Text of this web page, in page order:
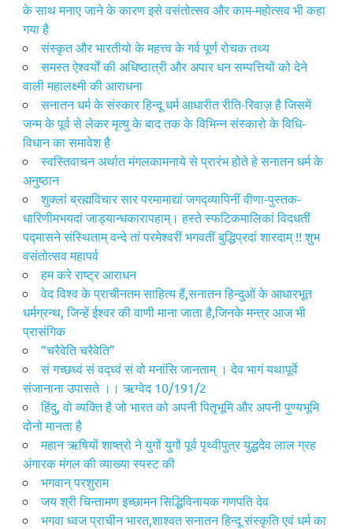
के साथ मनाए जाने के कारण इसे वसंतोत्सव और काम-महोत्सव भी कहा
गया है
संस्कृत और भारतीयो के महत्त्व के गर्व पूर्ण रोचक तथ्य
समस्त ऐश्वर्यों की अधिष्ठात्री और अपार धन सम्पत्तियों को देने
वाली महालक्ष्मी की आराधना
सनातन धर्म के संस्कार हिन्दू धर्म आधारीत रीति-रिवाज़ है जिसमें
जन्म के पूर्व से लेकर मृत्यु के बाद तक के विभिन्न संस्कारो के विधि-
विधान का समावेश है
स्वस्तिवाचन अर्थात मंगलकामनाये से प्रारंभ होते हे सनातन धर्म के
अनुष्ठान
शुक्लां ब्रह्मविचार सार परमामाद्यां जगद्व्यापिनीं वीणा-पुस्तक-
धारिणीमभयदां जाड्यान्धकारापहाम्‌। हस्ते स्फटिकमालिकां विदधतीं
पद्मासने संस्थिताम्‌ वन्दे तां परमेश्वरीं भगवतीं बुद्धिप्रदां शारदाम्‌ !! शुभ
वसंतोत्सव महापर्व
हम करे राष्ट्र आराधन
वेद विश्व के प्राचीनतम साहित्य हैं,सनातन हिन्दुओं के आधारभूत
धर्मग्रन्थ, जिन्हें ईश्वर की वाणी माना जाता है,जिनके मन्त्र आज भी
प्रासंगिक
“चरैवेति चरैवेति”
सं गच्छध्वं सं वद्ध्वं सं वो मनांसि जानताम् । देव भागं यथापूर्वे
संजानाना उपासते ।। ऋग्वेद 10/191/2
हिंदु, वो व्यक्ति है जो भारत को अपनी पितृभूमि और अपनी पुण्यभूमि
दोनो मानता है
महान ऋषियों शाष्त्रो ने युगों युगों पूर्व पृथ्वीपुत्र युद्धदेव लाल ग्रह
अंगारक मंगल की व्याख्या स्पस्ट की
भगवान् परशुराम
जय श्री चिन्तामण इच्छामन सिद्धिविनायक गणपति देव
भगवा ध्वज प्राचीन भारत,शाश्वत सनातन हिन्दू संस्कृति एवं धर्म का